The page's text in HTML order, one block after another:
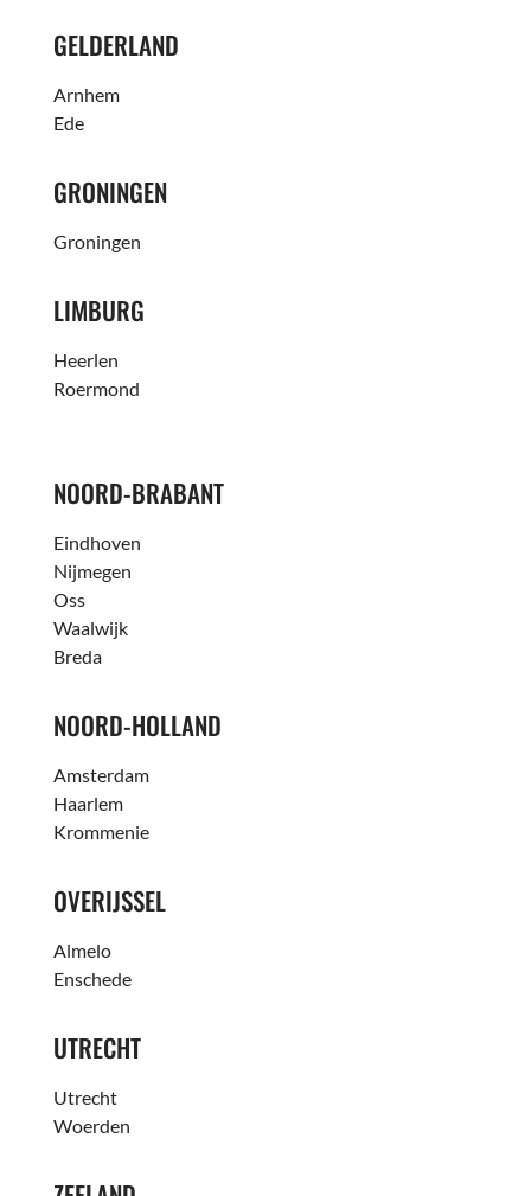
GELDERLAND
Arnhem
Ede
GRONINGEN
Groningen
LIMBURG
Heerlen
Roermond
NOORD-BRABANT
Eindhoven
Nijmegen
Oss
Waalwijk
Breda
NOORD-HOLLAND
Amsterdam
Haarlem
Krommenie
OVERIJSSEL
Almelo
Enschede
UTRECHT
Utrecht
Woerden